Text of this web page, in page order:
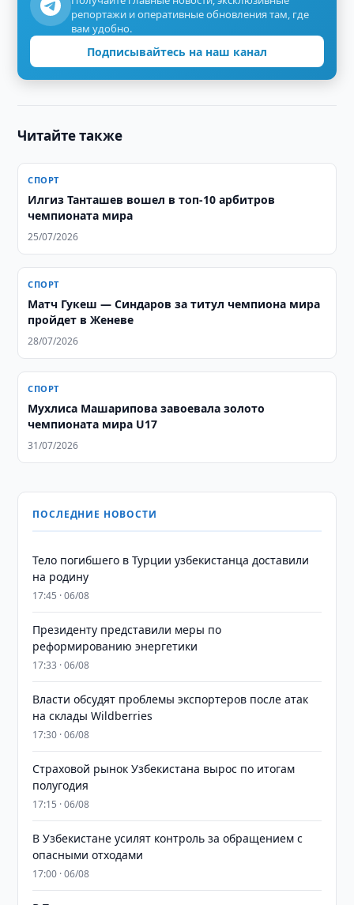
репортажи и оперативные обновления там, где
вам удобно.
Подписывайтесь на наш канал
Читайте также
СПОРТ
Илгиз Танташев вошел в топ-10 арбитров
чемпионата мира
25/07/2026
СПОРТ
Матч Гукеш — Синдаров за титул чемпиона мира
пройдет в Женеве
28/07/2026
СПОРТ
Мухлиса Машарипова завоевала золото
чемпионата мира U17
31/07/2026
ПОСЛЕДНИЕ НОВОСТИ
Тело погибшего в Турции узбекистанца доставили
на родину
17:45 · 06/08
Президенту представили меры по
реформированию энергетики
17:33 · 06/08
Власти обсудят проблемы экспортеров после атак
на склады Wildberries
17:30 · 06/08
Страховой рынок Узбекистана вырос по итогам
полугодия
17:15 · 06/08
В Узбекистане усилят контроль за обращением с
опасными отходами
17:00 · 06/08